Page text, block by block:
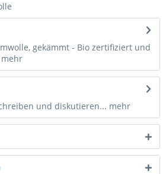
gekämmt - Bio zertifiziert und
mehr
und diskutieren... mehr